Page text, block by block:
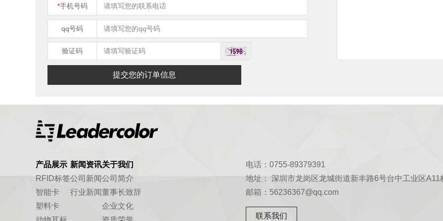
*手机号码
qq号码
验证码
提交您的订单信息
产品展示
RFID标签
智能卡
塑料卡
新闻资讯
公司新闻
行业新闻
关于我们
公司简介
董事长致辞
企业文化
电话：0755-89379391
地址： 深圳市龙岗区龙城街道新丰路6号台中工业区A11
邮箱：56236367@qq.com
联系我们